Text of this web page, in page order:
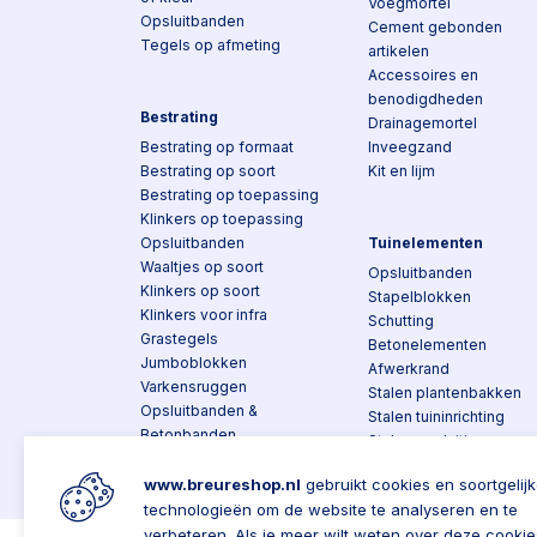
Opsluitbanden
Tegels op afmeting
Bestrating
Bestrating op formaat
Bestrating op soort
Bestrating op toepassing
Klinkers op toepassing
Opsluitbanden
Waaltjes op soort
Klinkers op soort
Klinkers voor infra
Grastegels
Jumboblokken
Varkensruggen
Opsluitbanden &
Betonbanden
Bochtbanden en
hoekstukken
Cement gebonden
artikelen
Accessoires en
benodigdheden
Drainagemortel
Inveegzand
Kit en lijm
Tuinelementen
Opsluitbanden
Stapelblokken
Schutting
Betonelementen
Afwerkrand
Stalen plantenbakken
Stalen tuininrichting
Stalen opsluiting
Composiet
Over Breure Klantenservice
www.breureshop.nl gebruikt cookies en
technologieën om de website te analyseren en te